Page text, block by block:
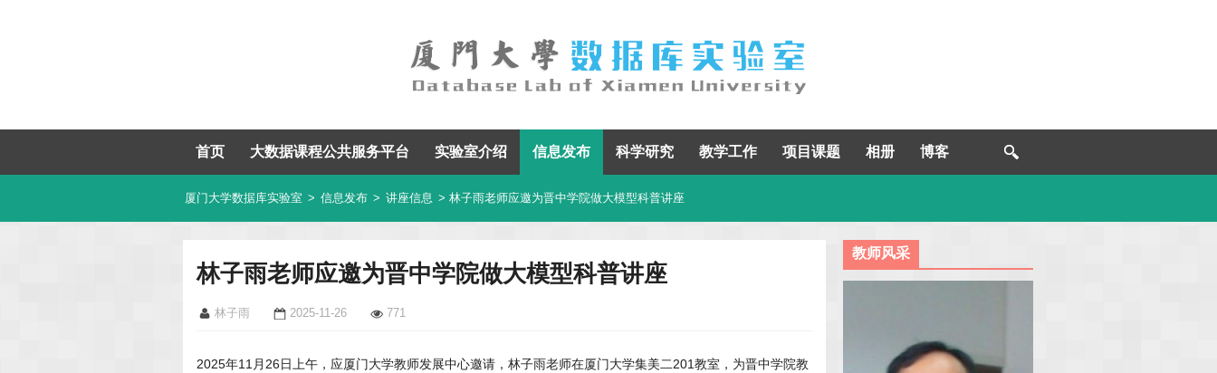
首页 大数据课程公共服务平台 实验室介绍 信息发布 科学研究 教学工作 项目课题 相册 博客
厦门大学数据库实验室 > 信息发布 > 讲座信息 > 林子雨老师应邀为晋中学院做大模型科普讲座
林子雨老师应邀为晋中学院做大模型科普讲座
林子雨 2025-11-26 771
2025年11月26日上午，应厦门大学教师发展中心邀请，林子雨老师在厦门大学集美二201教室，为晋中学院教
教师风采